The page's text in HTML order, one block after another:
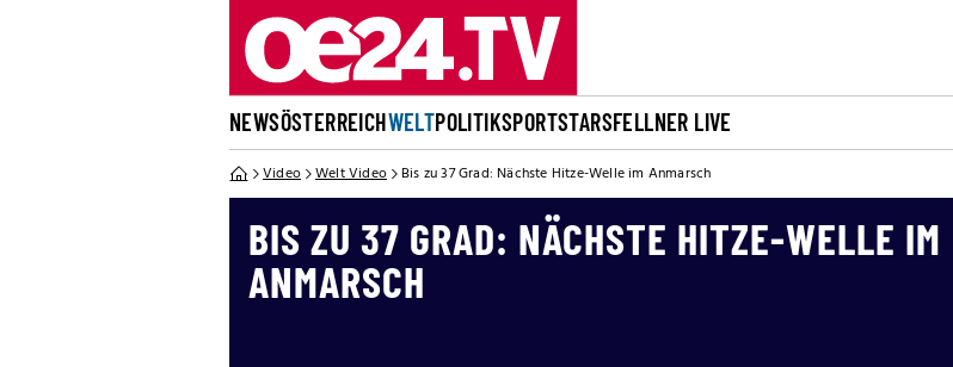
NEWSÖSTERREICHWELTPOLITIKSPORTSTARSFELLNER LIVE
Video Welt Video Bis zu 37 Grad: Nächste Hitze-Welle im Anmarsch
BIS ZU 37 GRAD: NÄCHSTE HITZE-WELLE IM
ANMARSCH